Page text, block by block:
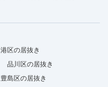
港区の居抜き
品川区の居抜き
豊島区の居抜き